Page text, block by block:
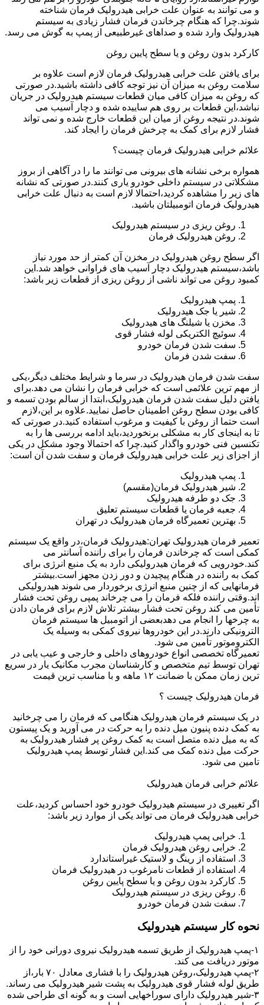
و می توانند به عنوان علت خرابی هیدرولیک فرمان شناخته
شوند.چرا که هنگام چرخاندن فرمان فشار زیادی به سیستم
هیدرولیک وارد شده و صداهای غیرطبیعی از پمپ به گوش می رسد.
کارکرد بدون روغن و یا سطح پایین روغن
برای یافتن علت خرابی هیدرولیک فرمان لازم است علاوه بر
سلامت روغن به میزان آن نیز توجه کافی داشته باشید.در صورتی
که روغن به میزان کافی میان قطعات سیستم هیدرولیک در جریان
نباشد،این قطعات بر روی هم ساییده شده و دچار آسیب می
شوند.در نتیجه روغن از میان این قطعات خارج شده و نمی تواند
فشار لازم برای کمک به چرخش فرمان را ایجاد کند.
علائم خرابی هیدرولیک فرمان چیست؟
همواره برخی نشانه های بیرونی می توانند ما را در آگاهی از بروز
مشکلاتی در سیستم داخلی خودرو یاری کنند.در صورتی که نشانه
های زیر را مشاهده کردید،احتمالا لازم است به دنبال علت خرابی
هیدرولیک فرمان اتومبیلتان باشید.
روغن ریزی در سیستم هیدرولیک
روغن هیدرولیک فرمان
اگر سطح روغن هیدرولیک در مخزن آن کمتر از حد مورد نیاز
باشد،سیستم هیدرولیک دچار آسیب های فراوانی خواهد شد.این
کمبود روغن می تواند ناشی از روغن ریزی از قطعات زیر باشد:
پمپ هیدرولیک
شیر یا جک هیدرولیک
مخزن یا شیلنگ های هیدرولیک
سوئیچ الکتریکی لوله فشار قوی
سفت شدن فرمان خودرو
سفت شدن فرمان
سفت شدن فرمان هیدرولیک در سرما و شرایط مختلف دیگر،یکی
از مهم ترین علائمی است که خرابی فرمان را نشان می دهد.برای
یافتن دلیل سفت شدن فرمان هیدرولیک،ابتدا از سالم بودن تسمه و
کافی بودن سطح روغن اطمینان حاصل نمایید.علاوه بر این،لازم
است حتما از روغن با کیفیت و مرغوب استفاده کنید.در صورتی که
تا به اینجای کار به مشکلی برنخوردید،باید ادامه بررسی ها را به
تکنسین فنی خودرو واگذار کنید.چرا که احتمالا وجود مشکل در یکی
از اجزای زیر علت خرابی هیدرولیک فرمان و سفت شدن آن است:
پمپ هیدرولیک
شیر هیدرولیک فرمان(مقسم)
جک دو طرفه هیدرولیک
جعبه فرمان یا قطعات سیستم تعلیق
بهترین تعمیرگاه فرمان هیدرولیک در تهران
تعمیر فرمان هیدرولیک تهران:هیدرولیک فرمان،در واقع یک سیستم
کمکی است که چرخاندن فرمان را برای راننده آسانتر می
کند.خودرویی که فرمان هیدرولیکی دارد به یک منبع انرژی برای
کمک به راننده در هنگام پیچیدن و دور زدن مجهز است.بیشتر
فرمانهایی که از چنین منبع انرژی برخوردار می شوند هیدرولیکی
اند.وقتی راننده فلکه فرمان را می چرخاند پمپی روغن تحت فشار
تأمین می کند روغن تحت فشار بیشتر تلاش لازم برای فرمان دادن
به چرخها را انجام می دهدبعضی از اتومبیل ها سیستم فرمان
الترونیکی دارند.در این خودروها نیروی کمکی به وسیله یک
الکتروموتور تأمین می شود.
تعمیرگاه تخصصی انواع خودروهای داخلی و خارجی و عیب یابی در
تهران توسط تیم متخصص و کارشناسان مجرب مکانیک یار در سریع
ترین زمان ممکن با ضمانت ۱۲ ماهه و با مناسب ترین قیمت
فرمان هیدرولیک چیست ؟
در یک سیستم فرمان هیدرولیک هنگامی که فرمان را می چرخانید
به کمک دنده پنیون میل دنده را به حرکت در می آورید و یک پیستون
که به میل دنده متصل است به کمک روغن پر فشار هیدرولیک به
حرکت میل دنده کمک می کند.این فشار توسط پمپ هیدرولیک
تامین می شود.
علائم خرابی فرمان هیدرولیک
اگر تغییری در سیستم هیدرولیک خودرو خود احساس کردید،علت
خرابی هیدرولیک فرمان می تواند یکی از موارد زیر باشد:
خرابی پمپ هیدرولیک
خرابی روغن هیدرولیک فرمان
استفاده از رینگ و لاستیک غیراستاندارد
استفاده از قطعات نامرغوب در هیدرولیک فرمان
کارکرد بدون روغن و یا سطح پایین روغن
روغن ریزی در سیستم هیدرولیک
سفت شدن فرمان خودرو
نحوه کار سیستم هیدرولیک
۱-پمپ هیدرولیک از طریق تسمه هیدرولیک نیروی دورانی خود را از
موتور دریافت می کند.
۲-پمپ هیدرولیک،روغن هیدرولیک را با فشاری معادل ۷۰ بار،از
طریق لوله فشار قوی هیدرولیک به پشت شیر هیدرولیک می رساند.
۳-شیر هیدرولیک دارای سوراخهایی است و به گونه ای طراحی شده